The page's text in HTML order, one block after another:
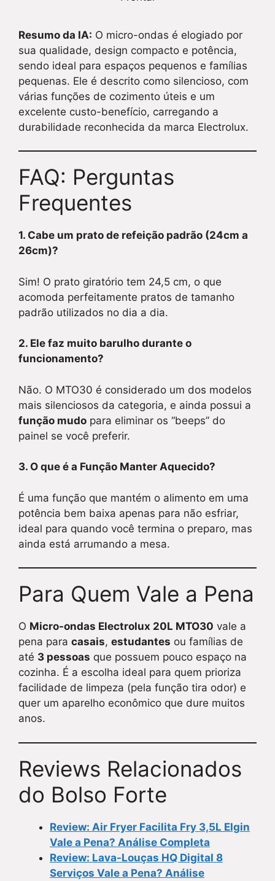
Resumo da IA: O micro-ondas é elogiado por
sua qualidade, design compacto e potência,
sendo ideal para espaços pequenos e famílias
pequenas. Ele é descrito como silencioso, com
várias funções de cozimento úteis e um
excelente custo-benefício, carregando a
durabilidade reconhecida da marca Electrolux.
FAQ: Perguntas
Frequentes
1. Cabe um prato de refeição padrão (24cm a
26cm)?
Sim! O prato giratório tem 24,5 cm, o que
acomoda perfeitamente pratos de tamanho
padrão utilizados no dia a dia.
2. Ele faz muito barulho durante o
funcionamento?
Não. O MTO30 é considerado um dos modelos
mais silenciosos da categoria, e ainda possui a
função mudo para eliminar os “beeps” do
painel se você preferir.
3. O que é a Função Manter Aquecido?
É uma função que mantém o alimento em uma
potência bem baixa apenas para não esfriar,
ideal para quando você termina o preparo, mas
ainda está arrumando a mesa.
Para Quem Vale a Pena
O Micro-ondas Electrolux 20L MTO30 vale a
pena para casais, estudantes ou famílias de
até 3 pessoas que possuem pouco espaço na
cozinha. É a escolha ideal para quem prioriza
facilidade de limpeza (pela função tira odor) e
quer um aparelho econômico que dure muitos
anos.
Reviews Relacionados
do Bolso Forte
Review: Air Fryer Facilita Fry 3,5L Elgin
Vale a Pena? Análise Completa
Review: Lava-Louças HQ Digital 8
Serviços Vale a Pena? Análise